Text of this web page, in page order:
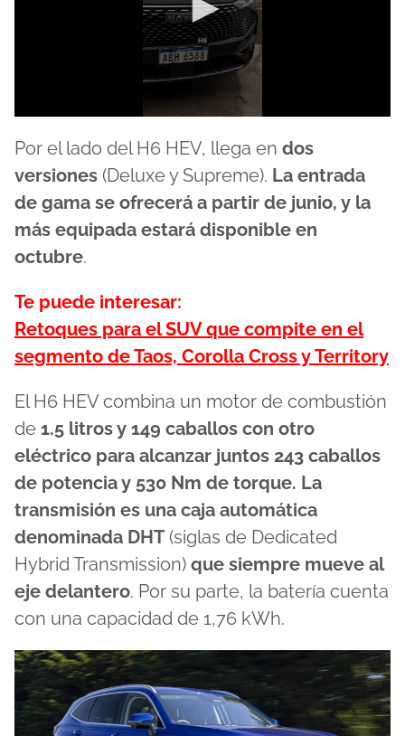
of
minute,
29
seconds
Por el lado del H6 HEV, llega en dos
versiones (Deluxe y Supreme). La entrada
de gama se ofrecerá a partir de junio, y la
más equipada estará disponible en
octubre.
Te puede interesar:
Retoques para el SUV que compite en el
segmento de Taos, Corolla Cross y Territory
El H6 HEV combina un motor de combustión
de 1.5 litros y 149 caballos con otro
eléctrico para alcanzar juntos 243 caballos
de potencia y 530 Nm de torque. La
transmisión es una caja automática
denominada DHT (siglas de Dedicated
Hybrid Transmission) que siempre mueve al
eje delantero. Por su parte, la batería cuenta
con una capacidad de 1,76 kWh.